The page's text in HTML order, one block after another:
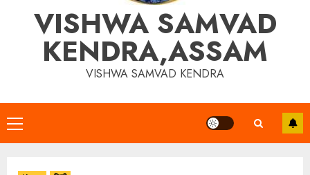
VISHWA SAMVAD
KENDRA,ASSAM
VISHWA SAMVAD KENDRA
Primary
Menu